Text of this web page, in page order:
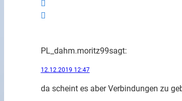
PL_dahm.moritz99sagt:
12.12.2019 12:47
da scheint es aber Verbindungen zu